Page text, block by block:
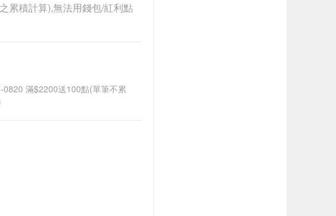
累積計算),無法用錢包/紅利點
0820 滿$2200送100點(單筆不累